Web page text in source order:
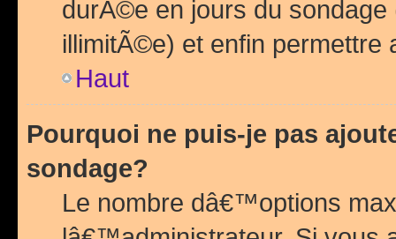
durÃ©e en jours du
illimitÃ©e) et enfin permettre
Haut
Pourquoi ne puis-je pas
sondage?
Le nombre dâ€™options